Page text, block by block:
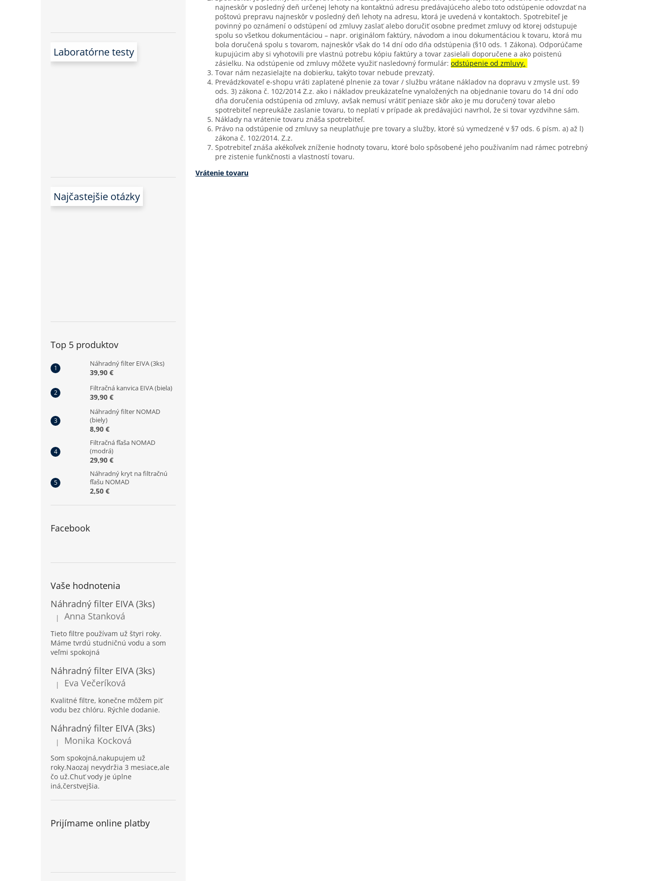
Laboratórne testy
Najčastejšie otázky
Top 5 produktov
Náhradný filter EIVA (3ks)
39,90 €
Filtračná kanvica EIVA (biela)
39,90 €
Náhradný filter NOMAD
(biely)
8,90 €
Filtračná fľaša NOMAD
(modrá)
29,90 €
Náhradný kryt na filtračnú
fľašu NOMAD
2,50 €
Facebook
Vaše hodnotenia
Náhradný filter EIVA (3ks)
Hodnotenie produktu je 5 z 5 hviezdičiek.
| Anna Stanková
Tieto filtre používam už štyri roky.
Máme tvrdú studničnú vodu a som
veľmi spokojná
Náhradný filter EIVA (3ks)
Hodnotenie produktu je 5 z 5 hviezdičiek.
| Eva Večeríková
Kvalitné filtre, konečne môžem piť
vodu bez chlóru. Rýchle dodanie.
Náhradný filter EIVA (3ks)
Hodnotenie produktu je 5 z 5 hviezdičiek.
| Monika Kocková
Som spokojná,nakupujem už
roky.Naozaj nevydržia 3 mesiace,ale
čo už.Chuť vody je úplne
iná,čerstvejšia.
Prijímame online platby
najneskôr v posledný deň určenej lehoty na kontaktnú adresu predávajúceho alebo toto odstúpenie odovzdať na
poštovú prepravu najneskôr v posledný deň lehoty na adresu, ktorá je uvedená v kontaktoch. Spotrebiteľ je
povinný po oznámení o odstúpení od zmluvy zaslať alebo doručiť osobne predmet zmluvy od ktorej odstupuje
spolu so všetkou dokumentáciou – napr. originálom faktúry, návodom a inou dokumentáciou k tovaru, ktorá mu
bola doručená spolu s tovarom, najneskôr však do 14 dní odo dňa odstúpenia (§10 ods. 1 Zákona). Odporúčame
kupujúcim aby si vyhotovili pre vlastnú potrebu kópiu faktúry a tovar zasielali doporučene a ako poistenú
zásielku. Na odstúpenie od zmluvy môžete využiť nasledovný formulár: odstúpenie od zmluvy.
Tovar nám nezasielajte na dobierku, takýto tovar nebude prevzatý.
Prevádzkovateľ e-shopu vráti zaplatené plnenie za tovar / službu vrátane nákladov na dopravu v zmysle ust. §9
ods. 3) zákona č. 102/2014 Z.z. ako i nákladov preukázateľne vynaložených na objednanie tovaru do 14 dní odo
dňa doručenia odstúpenia od zmluvy, avšak nemusí vrátiť peniaze skôr ako je mu doručený tovar alebo
spotrebiteľ nepreukáže zaslanie tovaru, to neplatí v prípade ak predávajúci navrhol, že si tovar vyzdvihne sám.
Náklady na vrátenie tovaru znáša spotrebiteľ.
Právo na odstúpenie od zmluvy sa neuplatňuje pre tovary a služby, ktoré sú vymedzené v §7 ods. 6 písm. a) až l)
zákona č. 102/2014. Z.z.
Spotrebiteľ znáša akékoľvek zníženie hodnoty tovaru, ktoré bolo spôsobené jeho používaním nad rámec potrebný
pre zistenie funkčnosti a vlastností tovaru.
Vrátenie tovaru